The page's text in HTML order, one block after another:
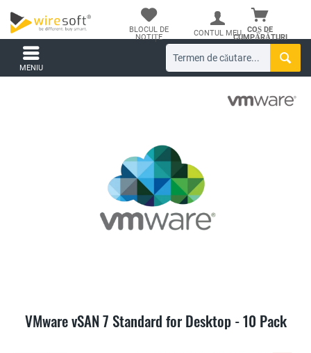
COȘ DE
CUMPĂRĂTURI
BLOCUL DE
NOTIȚE
CONTUL MEU
MENIU
VMware vSAN 7 Standard for Desktop - 10 Pack